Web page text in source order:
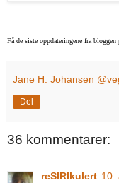
Få de siste oppdateringene fra bloggen
Jane H. Johansen
Del
36 kommentarer:
reSIRIkulert 10.